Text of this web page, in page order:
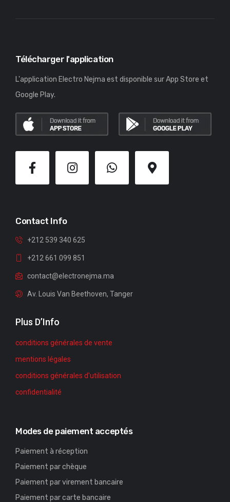
Télécharger l'application
L'application Electro Nejma est disponible sur App Store et
Google Play.
Contact Info
+212 539 340 625
+212 661 099 851
contact@electronejma.ma
Av. Louis Van Beethoven, Tanger
Plus D’Info
conditions générales de vente
mentions légales
conditions générales d'utilisation
confidentialité
Modes de paiement acceptés
Paiement à réception
Paiement par chèque
Paiement par virement bancaire
Paiement par carte bancaire